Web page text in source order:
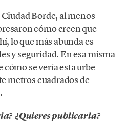
Borde, al menos
cómo creen que
lo que más abunda es
y seguridad. En esa misma
cómo se vería esta urbe
metros cuadrados de
¿Quieres publicarla?